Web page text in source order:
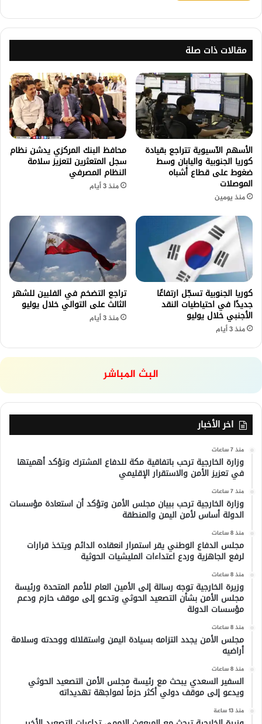
مقالات ذات صلة
الأسهم الآسيوية تتراجع بقيادة
كوريا الجنوبية واليابان وسط
ضغوط على قطاع أشباه
الموصلات
منذ يومين
محافظ البنك المركزي يدشن نظام
سجل المتعثرين لتعزيز سلامة
النظام المصرفي
منذ 3 أيام
كوريا الجنوبية تسجّل ارتفاعًا
جديدًا في احتياطيات النقد
الأجنبي خلال يوليو
منذ 3 أيام
تراجع التضخم في الفلبين للشهر
الثالث على التوالي خلال يوليو
منذ 3 أيام
البث المباشر
اخر الأخبار
منذ 7 ساعات
وزارة الخارجية ترحب باتفاقية مكة للدفاع المشترك وتؤكد أهميتها
في تعزيز الأمن والاستقرار الإقليمي
منذ 7 ساعات
وزارة الخارجية ترحب ببيان مجلس الأمن وتؤكد أن استعادة مؤسسات
الدولة أساس لأمن اليمن والمنطقة
منذ 8 ساعات
مجلس الدفاع الوطني يقر استمرار انعقاده الدائم ويتخذ قرارات
لرفع الجاهزية وردع اعتداءات المليشيات الحوثية
منذ 8 ساعات
وزيرة الخارجية توجه رسالة إلى الأمين العام للأمم المتحدة ورئيسة
مجلس الأمن بشأن التصعيد الحوثي وتدعو إلى موقف حازم ودعم
مؤسسات الدولة
منذ 8 ساعات
مجلس الأمن يجدد التزامه بسيادة اليمن واستقلاله ووحدته وسلامة
أراضيه
منذ 8 ساعات
السفير السعدي يبحث مع رئيسة مجلس الأمن التصعيد الحوثي
ويدعو إلى موقف دولي أكثر حزماً لمواجهة تهديداته
منذ 13 ساعة